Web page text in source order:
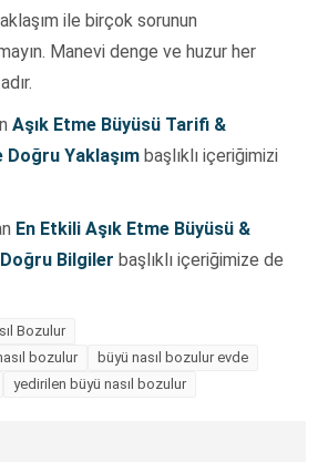
ile birçok sorunun
Manevi denge ve huzur her
Aşık Etme Büyüsü Tarifi &
Yaklaşım başlıklı içeriğimizi
En Etkili Aşık Etme Büyüsü &
Bilgiler başlıklı içeriğimize de
Bozulur
bozulur
büyü nasıl bozulur evde
yedirilen büyü nasıl bozulur